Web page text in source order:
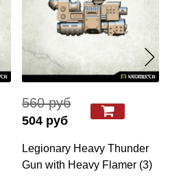
560 руб
504 руб
Legionary Heavy Thunder
Gun with Heavy Flamer (3)